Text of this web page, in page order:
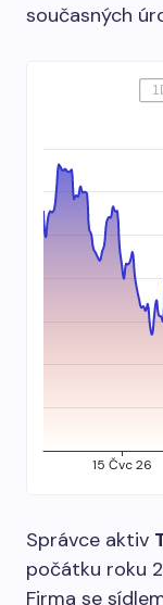
současných
Správce aktiv
počátku roku
Firma se